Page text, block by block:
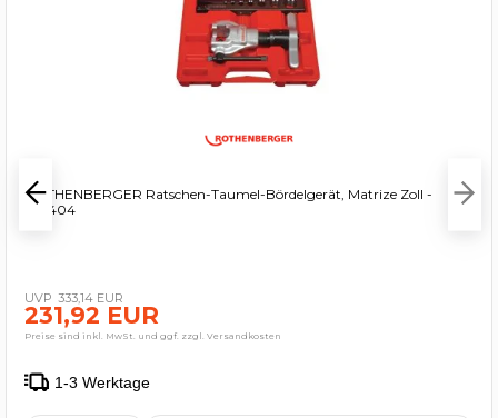
ROTHENBERGER Ratschen-Taumel-Bördelgerät, Matrize Zoll -
222404
333,14 EUR
231,92 EUR
Preise sind inkl. MwSt. und ggf. zzgl. Versandkosten
1-3 Werktage